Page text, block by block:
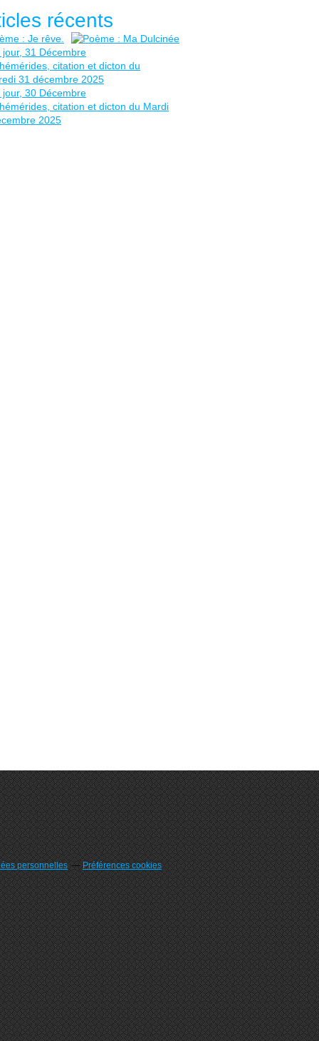
YERATHEL : Du 02 Août au 06 août. AVANCEMENT /
récents
personnelles Préférences cookies